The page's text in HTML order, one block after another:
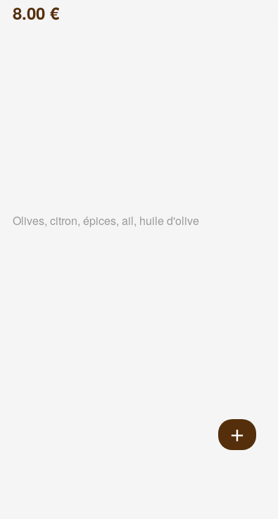
8.00 €
Olives, citron, épices, ail, huile d'olive